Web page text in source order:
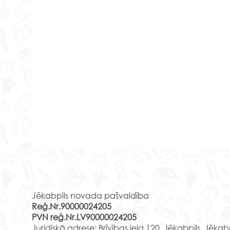
44
Jēkabpils novada pašvaldība
Reģ.Nr.90000024205
PVN reģ.Nr.LV90000024205